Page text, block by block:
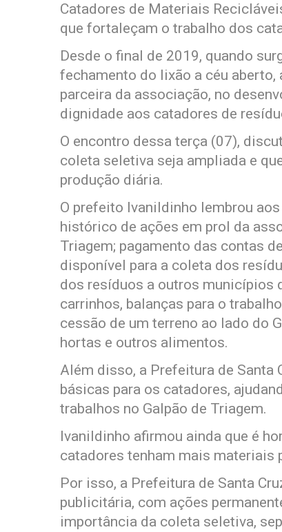
Catadores de Materiais
que fortaleçam o trabalho dos
Desde o final de 2019, quando
fechamento do lixão a céu aberto,
parceira da associação, no
dignidade aos catadores de
O encontro dessa terça (07),
coleta seletiva seja ampliada e
produção diária.
O prefeito Ivanildinho lembrou
histórico de ações em prol da
Triagem; pagamento das contas
disponível para a coleta dos
dos resíduos a outros municípios
carrinhos, balanças para o
cessão de um terreno ao lado do
hortas e outros alimentos.
Além disso, a Prefeitura de Santa
básicas para os catadores,
trabalhos no Galpão de Triagem.
Ivanildinho afirmou ainda que é
catadores tenham mais materiais
Por isso, a Prefeitura de Santa
publicitária, com ações
importância da coleta seletiva,